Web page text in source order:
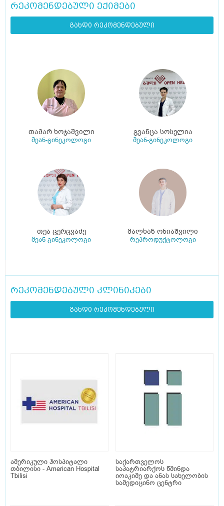
რეკომენდებული ექიმები
გახდი რეკომენდებული
თამარ ხოჯაშვილი
მეან-გინეკოლოგი
გვანცა სოსელია
მეან-გინეკოლოგი
თეა ცერცვაძე
მეან-გინეკოლოგი
მალხაზ ონიაშვილი
რეპროდუქტოლოგი
რეკომენდებული კლინიკები
გახდი რეკომენდებული
ამერიკული ჰოსპიტალი
თბილისი - American Hospital
Tbilisi
საქართველოს
საპატრიარქოს წმინდა
იოაკიმე და ანას სახელობის
სამედიცინო ცენტრი